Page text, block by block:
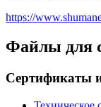
https://
Файлы для
Сертификаты